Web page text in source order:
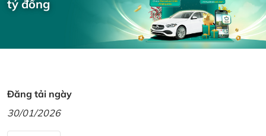
tỷ đồng
Đăng tải ngày
30/01/2026